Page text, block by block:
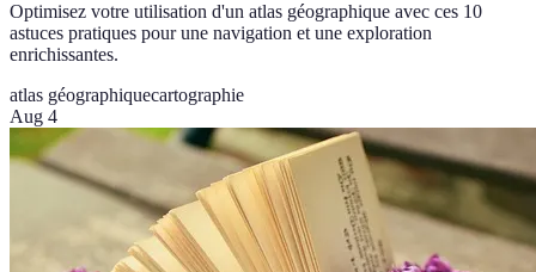
Optimisez votre utilisation d'un atlas géographique avec ces 10
astuces pratiques pour une navigation et une exploration
enrichissantes.
atlas géographiquecartographie
Aug 4